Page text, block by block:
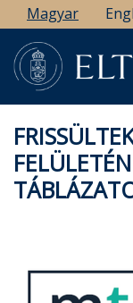
Ugrás
a
tartalomra
Magyar